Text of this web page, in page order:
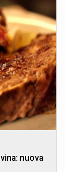
nuova